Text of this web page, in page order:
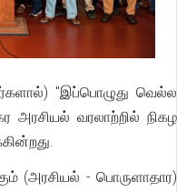
"இப்பொழுது வெல்ல
அரசியல் வரலாற்றில் நிகழ
(அரசியல் - பொருளாதார)